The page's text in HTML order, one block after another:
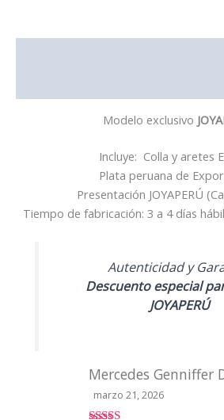
Modelo exclusivo
Incluye: Colla y aretes
Plata peruana de
Presentación JOYAPERÚ
Tiempo de fabricación: 3 a 4 días
Autenticidad y
Descuento especial
JOYAPERÚ
Mercedes Genniffer
marzo 21, 2026